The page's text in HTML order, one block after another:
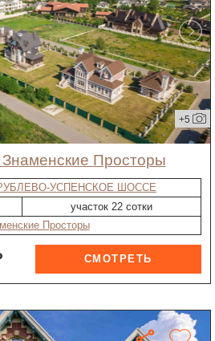
+5
Знаменские Просторы
УСПЕНСКОЕ ШОССЕ
участок 22 сотки
Просторы